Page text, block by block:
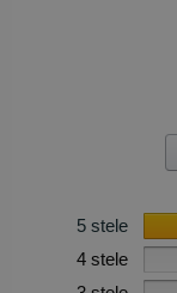
5 stele
4 stele